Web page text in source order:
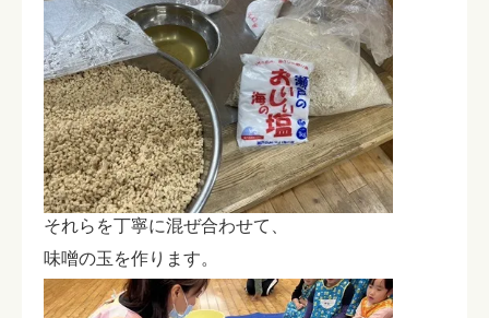
それらを丁寧に混ぜ合わせて、
味噌の玉を作ります。